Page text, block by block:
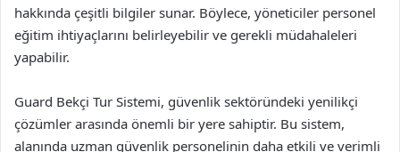
hakkında çeşitli bilgiler sunar. Böylece, yöneticiler personel
eğitim ihtiyaçlarını belirleyebilir ve gerekli müdahaleleri
yapabilir.
Guard Bekçi Tur Sistemi, güvenlik sektöründeki yenilikçi
çözümler arasında önemli bir yere sahiptir. Bu sistem,
alanında uzman güvenlik personelinin daha etkili ve verimli